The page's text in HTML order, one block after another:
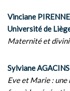
Vinciane
Université de
Maternité et
Sylviane
Eve et Marie : une